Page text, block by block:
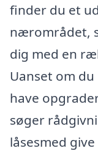
finder du et
nærområdet,
dig med en
Uanset om
have
søger
låsesmed